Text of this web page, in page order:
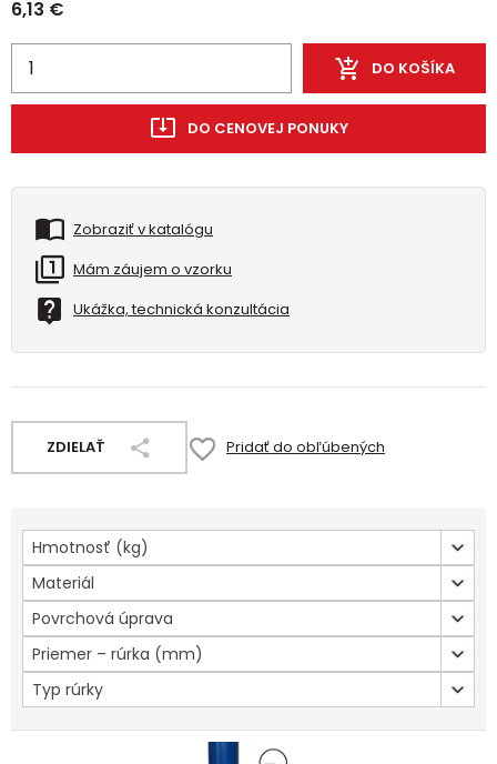
6,13 €
DO KOŠÍKA
DO CENOVEJ PONUKY
Zobraziť v katalógu
Mám záujem o vzorku
Ukážka, technická konzultácia
ZDIELAŤ Pridať do obľúbených
Hmotnosť (kg)
Materiál
Povrchová úprava
Priemer – rúrka (mm)
Typ rúrky